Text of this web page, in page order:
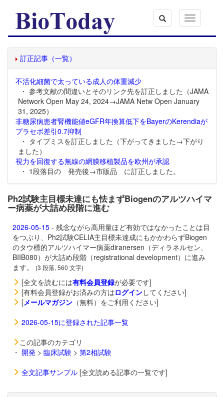
Toggle
navigation
訂正記事（一覧）
不活化細菌で太っている成人の体重減少
・ 参考文献の間違いとそのリンク先を訂正しました（JAMA
Network Open May 24, 2024→JAMA Netw Open January
31, 2025）
非糖尿病患者腎機能値eGFR年換算低下をBayerのKerendiaが
プラセボ差引0.7抑制
・ タイプミスを訂正しました（下がってきました→下がり
ました）
視力を回復する無線の網膜移植製品を欧州が承認
・ 1段落目の 発売後→市販品 に訂正しました。
Ph2試験主目標未達にも怯まずBiogenのアルツハイマ
ー病薬が大詰め段階に進む
2026-05-15 - 残念ながら高用量ほど有効ではなかったことは目
をつぶり、Ph2試験CELIA主目標未達成にもかかわらずBiogen
のタウ標的アルツハイマー病薬diranersen（ディラネルセン、
BIIB080）が大詰め段階（registrational development）に進み
ます。
(3 段落, 560 文字)
[全文を読むには有料会員登録が必要です]
[有料会員登録がお済みの方はログインしてください]
[メールマガジン （無料）をご利用ください]
2026-05-15に登録された記事一覧
この記事のカテゴリ
・ 開発 > 臨床試験 > 第2相試験
全文記事サンプル [全文読める記事の一覧です]